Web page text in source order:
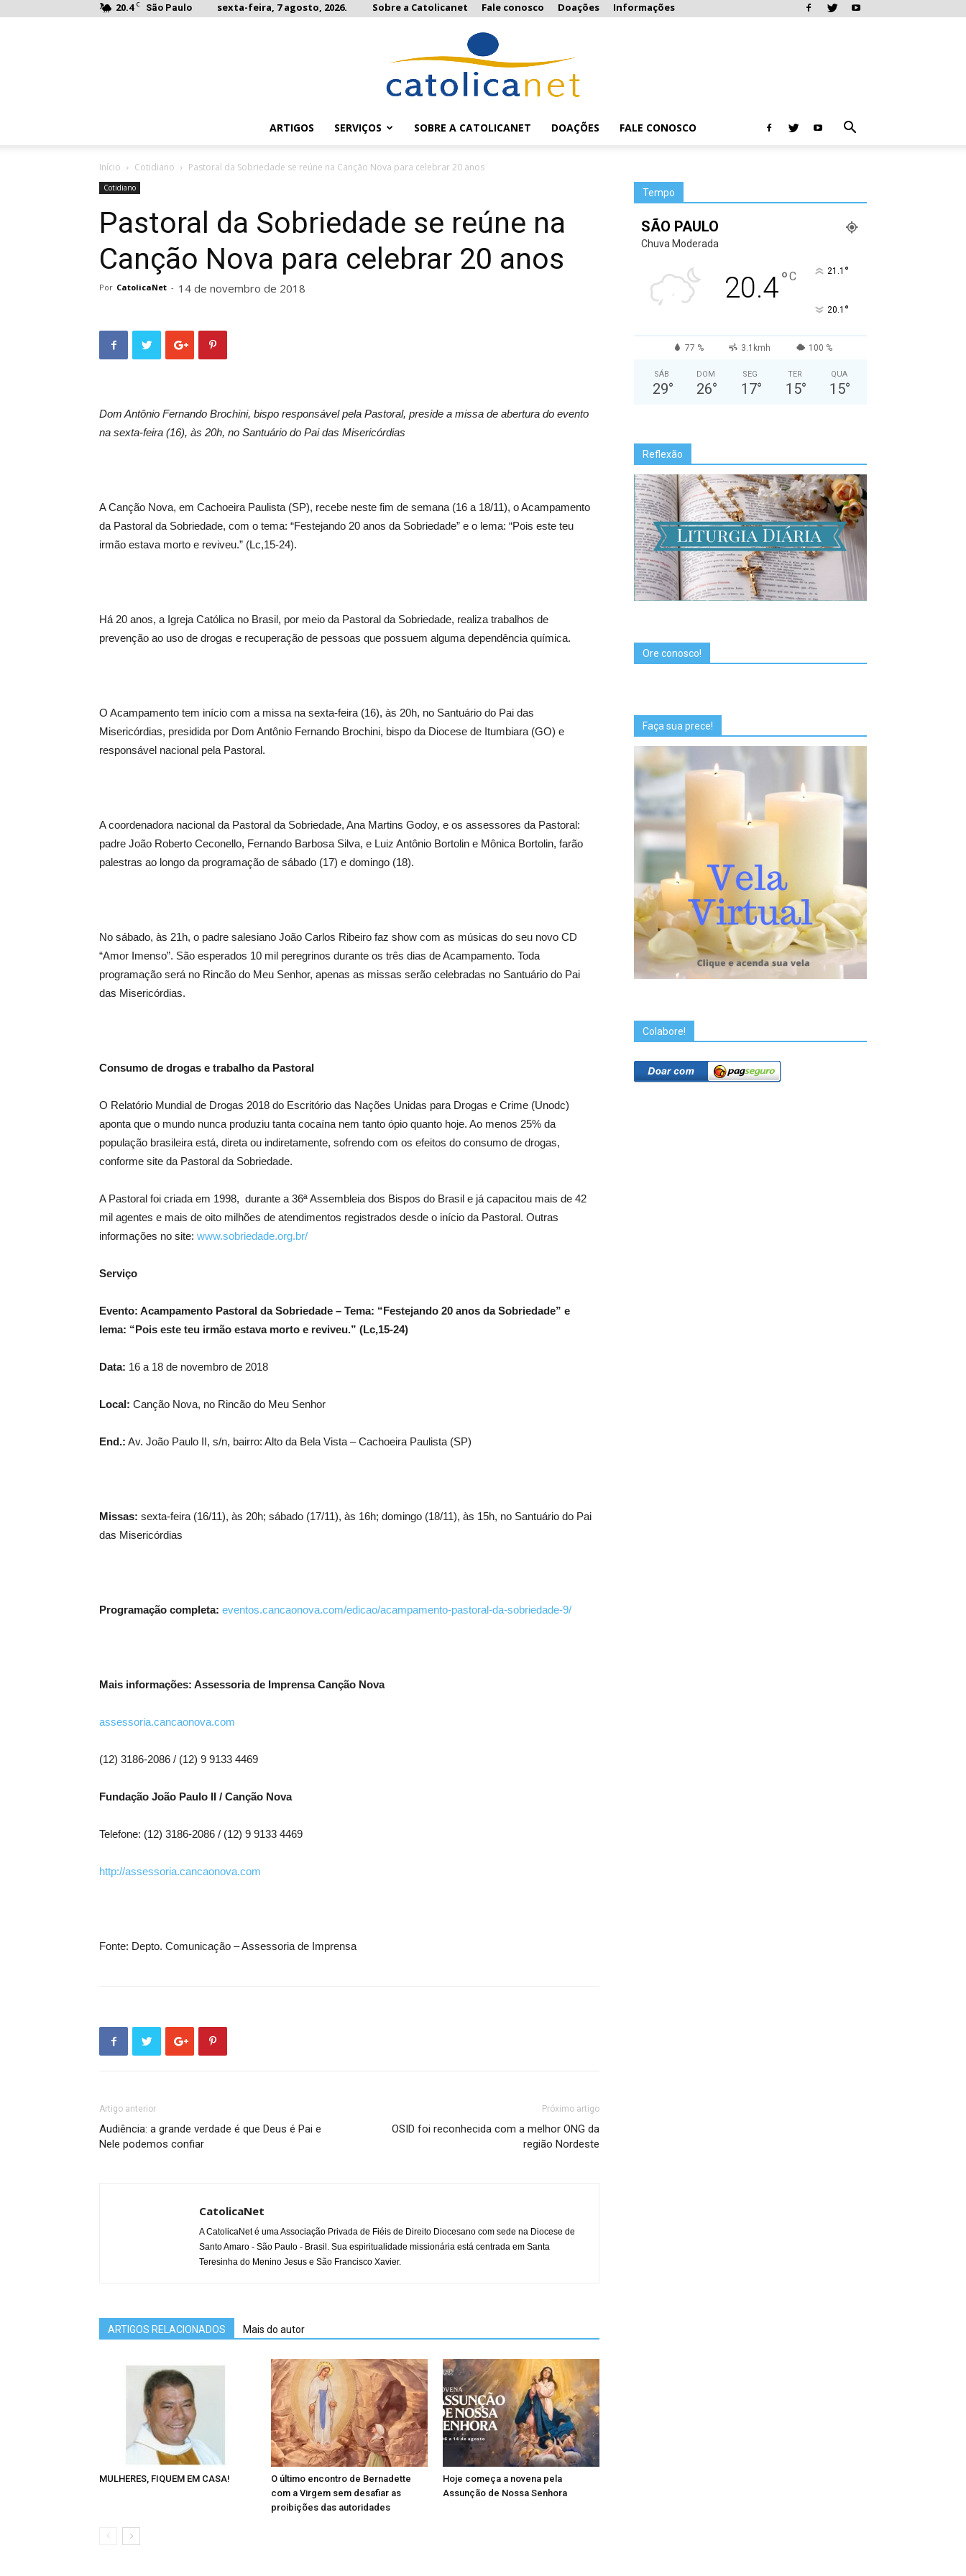
20.4 C São Paulo sexta-feira, 7 agosto, 2026. Sobre a Catolicanet Fale conosco Doações Informações
ARTIGOS SERVIÇOS SOBRE A CATOLICANET DOAÇÕES FALE CONOSCO
Início Cotidiano Pastoral da Sobriedade se reúne na Canção Nova para celebrar 20 anos
Cotidiano
Pastoral da Sobriedade se reúne na
Canção Nova para celebrar 20 anos
Por CatolicaNet - 14 de novembro de 2018
Dom Antônio Fernando Brochini, bispo responsável pela Pastoral, preside a missa de abertura do evento
na sexta-feira (16), às 20h, no Santuário do Pai das Misericórdias
A Canção Nova, em Cachoeira Paulista (SP), recebe neste fim de semana (16 a 18/11), o Acampamento
da Pastoral da Sobriedade, com o tema: “Festejando 20 anos da Sobriedade” e o lema: “Pois este teu
irmão estava morto e reviveu.” (Lc,15-24).
Há 20 anos, a Igreja Católica no Brasil, por meio da Pastoral da Sobriedade, realiza trabalhos de
prevenção ao uso de drogas e recuperação de pessoas que possuem alguma dependência química.
O Acampamento tem início com a missa na sexta-feira (16), às 20h, no Santuário do Pai das
Misericórdias, presidida por Dom Antônio Fernando Brochini, bispo da Diocese de Itumbiara (GO) e
responsável nacional pela Pastoral.
A coordenadora nacional da Pastoral da Sobriedade, Ana Martins Godoy, e os assessores da Pastoral:
padre João Roberto Ceconello, Fernando Barbosa Silva, e Luiz Antônio Bortolin e Mônica Bortolin, farão
palestras ao longo da programação de sábado (17) e domingo (18).
No sábado, às 21h, o padre salesiano João Carlos Ribeiro faz show com as músicas do seu novo CD
“Amor Imenso”. São esperados 10 mil peregrinos durante os três dias de Acampamento. Toda
programação será no Rincão do Meu Senhor, apenas as missas serão celebradas no Santuário do Pai
das Misericórdias.
Consumo de drogas e trabalho da Pastoral
O Relatório Mundial de Drogas 2018 do Escritório das Nações Unidas para Drogas e Crime (Unodc)
aponta que o mundo nunca produziu tanta cocaína nem tanto ópio quanto hoje. Ao menos 25% da
população brasileira está, direta ou indiretamente, sofrendo com os efeitos do consumo de drogas,
conforme site da Pastoral da Sobriedade.
A Pastoral foi criada em 1998, durante a 36ª Assembleia dos Bispos do Brasil e já capacitou mais de 42
mil agentes e mais de oito milhões de atendimentos registrados desde o início da Pastoral. Outras
informações no site: www.sobriedade.org.br/
Serviço
Evento: Acampamento Pastoral da Sobriedade – Tema: “Festejando 20 anos da Sobriedade” e
lema: “Pois este teu irmão estava morto e reviveu.” (Lc,15-24)
Data: 16 a 18 de novembro de 2018
Local: Canção Nova, no Rincão do Meu Senhor
End.: Av. João Paulo II, s/n, bairro: Alto da Bela Vista – Cachoeira Paulista (SP)
Missas: sexta-feira (16/11), às 20h; sábado (17/11), às 16h; domingo (18/11), às 15h, no Santuário do Pai
das Misericórdias
Programação completa: eventos.cancaonova.com/edicao/acampamento-pastoral-da-sobriedade-9/
Mais informações: Assessoria de Imprensa Canção Nova
assessoria.cancaonova.com
(12) 3186-2086 / (12) 9 9133 4469
Fundação João Paulo II / Canção Nova
Telefone: (12) 3186-2086 / (12) 9 9133 4469
http://assessoria.cancaonova.com
Fonte: Depto. Comunicação – Assessoria de Imprensa
Artigo anterior
Audiência: a grande verdade é que Deus é Pai e
Nele podemos confiar
Próximo artigo
OSID foi reconhecida com a melhor ONG da
região Nordeste
CatolicaNet
A CatolicaNet é uma Associação Privada de Fiéis de Direito Diocesano com sede na Diocese de
Santo Amaro - São Paulo - Brasil. Sua espiritualidade missionária está centrada em Santa
Teresinha do Menino Jesus e São Francisco Xavier.
ARTIGOS RELACIONADOS Mais do autor
MULHERES, FIQUEM EM CASA!
O último encontro de Bernadette
com a Virgem sem desafiar as
proibições das autoridades
Hoje começa a novena pela
Assunção de Nossa Senhora
Tempo
SÃO PAULO
Chuva Moderada
20.4°C 21.1 °
20.1 °
77 % 3.1kmh 100 %
SÁB
29°
DOM
26°
SEG
17°
TER
15°
QUA
15°
Reflexão
Ore conosco!
Faça sua prece!
Colabore!